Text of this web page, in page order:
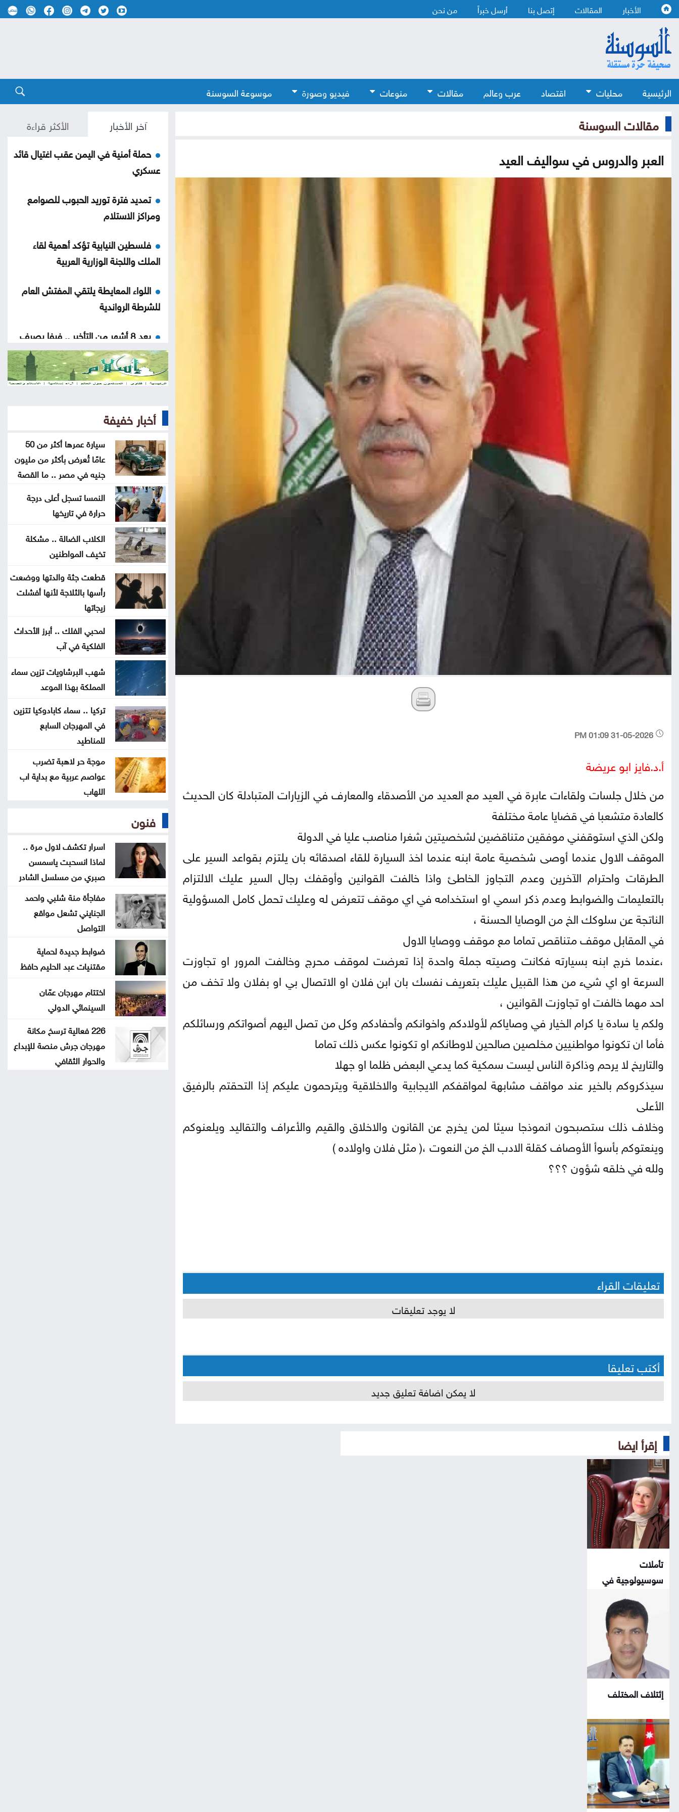
الأخبار المقالات إتصل بنا أرسل خبراً من نحن
الرئيسية محليات اقتصاد عرب وعالم مقالات منوعات فيديو وصورة موسوعة السوسنة
مقالات السوسنة
العبر والدروس في سواليف العيد
أ.د.فايز ابو عريضة
من خلال جلسات ولقاءات عابرة في العيد مع العديد من الأصدقاء والمعارف في الزيارات المتبادلة كان الحديث
كالعادة متشعبا في قضايا عامة مختلفة
ولكن الذي استوقفني موفقين متناقضين لشخصيتين شغرا مناصب عليا في الدولة
الموقف الاول عندما أوصى شخصية عامة ابنه عندما اخذ السيارة للقاء اصدقائه بان يلتزم بقواعد السير على
الطرقات واحترام الآخرين وعدم التجاوز الخاطئ واذا خالفت القوانين وأوقفك رجال السير عليك الالتزام
بالتعليمات والضوابط وعدم ذكر اسمي او استخدامه في اي موقف تتعرض له وعليك تحمل كامل المسؤولية
الناتجة عن سلوكك الخ من الوصايا الحسنة ،
في المقابل موقف متناقص تماما مع موقف ووصايا الاول
،عندما خرج ابنه بسيارته فكانت وصيته جملة واحدة إذا تعرضت لموقف محرج وخالفت المرور او تجاوزت
السرعة او اي شيء من هذا القبيل عليك بتعريف نفسك بان ابن فلان او الاتصال بي او بفلان ولا تخف من
احد مهما خالفت او تجاوزت القوانين ،
ولكم يا سادة يا كرام الخيار في وصاياكم لأولادكم واخوانكم وأحفادكم وكل من تصل اليهم أصواتكم ورسائلكم
فأما ان تكونوا مواطنيين مخلصين صالحين لاوطانكم او تكونوا عكس ذلك تماما
والتاريخ لا يرحم وذاكرة الناس ليست سمكية كما يدعي البعض ظلما او جهلا
سيذكروكم بالخير عند مواقف مشابهة لمواقفكم الايجابية والاخلاقية ويترحمون عليكم إذا التحقتم بالرفيق
الأعلى
وخلاف ذلك ستصبحون انموذجا سيئا لمن يخرج عن القانون والاخلاق والقيم والأعراف والتقاليد ويلعنوكم
وينعتوكم بأسوأ الأوصاف كقلة الادب الخ من النعوت ،( مثل فلان واولاده )
ولله في خلقه شؤون ؟؟؟
تعليقات القراء
لا يوجد تعليقات
أكتب تعليقا
لا يمكن اضافة تعليق جديد
إقرأ ايضا
تأملات
سوسيولوجية في
زمن الدرونز
إئتلاف المختلف
آخر الأخبار الأكثر قراءة
حملة أمنية في اليمن عقب اغتيال قائد
عسكري
تمديد فترة توريد الحبوب للصوامع
ومراكز الاستلام
فلسطين النيابية تؤكد أهمية لقاء
الملك واللجنة الوزارية العربية
اللواء المعايطة يلتقي المفتش العام
للشرطة الرواندية
بعد 8 أشهر من التأخير .. فيفا يصرف
مستحقات منتخب الأردن بكأس العرب
الذهب يلامس ذروة 7 أسابيع بفضل
الأردن ودول عربية وإسلامية يدينون
الانتهاكات الإسرائيلية المتواصلة في غزة
النفط يرتفع وسط حذر بشأن نتائج
المحادثات بين إيران وعمان
محافظة القدس: أحداث قلنديا تهدد
المخيمات الفلسطينية وقضية اللاجئين
الاحتلال يعتقل ويحقق ميدانيا مع أكثر
من 60 فلسطينيا من مخيم قلنديا
قلنديا تحت الحصار .. الرئاسة
الفلسطينية تحذر من مخطط يستهدف
المخيمات
وزير الاقتصاد الرقمي يفتتح المركز
التكنولوجي منصة الشمال في إربد
بيان صادر عن اللجنة النقابية للعاملين
في شركة البوتاس العربية
ندوة بعنوان المفرق .. عروس البادية
ودورها في بناء السردية الأردنية الأحد
في الكراتيه للطلاب ووصيفه البطولة
أخبار خفيفة
سيارة عمرها أكثر من 50
عامًا تُعرض بأكثر من مليون
جنيه في مصر .. ما القصة
النمسا تسجل أعلى درجة
حرارة في تاريخها
الكلاب الضالة .. مشكلة
تخيف المواطنين
قطعت جثة والدتها ووضعت
رأسها بالثلاجة لأنها أفشلت
زيجاتها
لمحبي الفلك .. أبرز الأحداث
الفلكية في آب
شهب البرشاويات تزين سماء
المملكة بهذا الموعد
تركيا .. سماء كابادوكيا تتزين
في المهرجان السابع
للمناطيد
موجة حر لاهبة تضرب
عواصم عربية مع بداية اب
اللهاب
فنون
اسرار تكشف لاول مرة ..
لماذا انسحبت ياسمسن
صبري من مسلسل الشادر
مفاجأة منة شلبي واحمد
الجنايني تشعل مواقع
التواصل
ضوابط جديدة لحماية
مقتنيات عبد الحليم حافظ
اختتام مهرجان عمّان
السينمائي الدولي
226 فعالية ترسخ مكانة
مهرجان جرش منصة للإبداع
والحوار الثقافي